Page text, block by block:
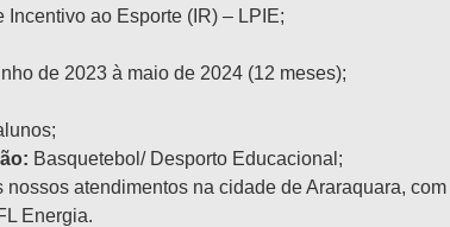
Incentivo ao Esporte (IR) – LPIE;
de 2023 à maio de 2024 (12 meses);
Basquetebol/ Desporto Educacional;
nossos atendimentos na cidade de Araraquara,
Energia.